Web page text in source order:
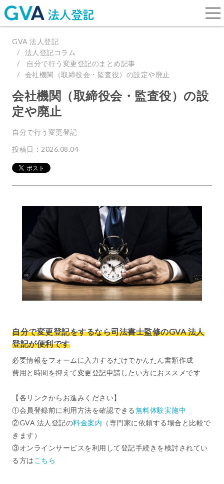
GVA 法人登記
法人登記コラム
自分で行う変更登記のまとめ記事
会社機関（取締役会・監査役）の設定や廃止
会社機関（取締役会・監査役）の設
定や廃止
自分で行う変更登記
投稿日：2026.08.04
自分で変更登記をするなら司法書士監修のGVA 法人
登記が便利です
必要情報をフォームに入力するだけでかんたん書類作成
費用と時間を抑えて変更登記申請したい方におススメです
【各リンクからお進みください】
①会員登録前に利用方法を確認できる無料体験実施中
②GVA 法人登記の料金案内 （専門家に依頼する場合と比較で
きます）
③オンラインサービスを利用して登記手続きを検討されてい
る方は こちら